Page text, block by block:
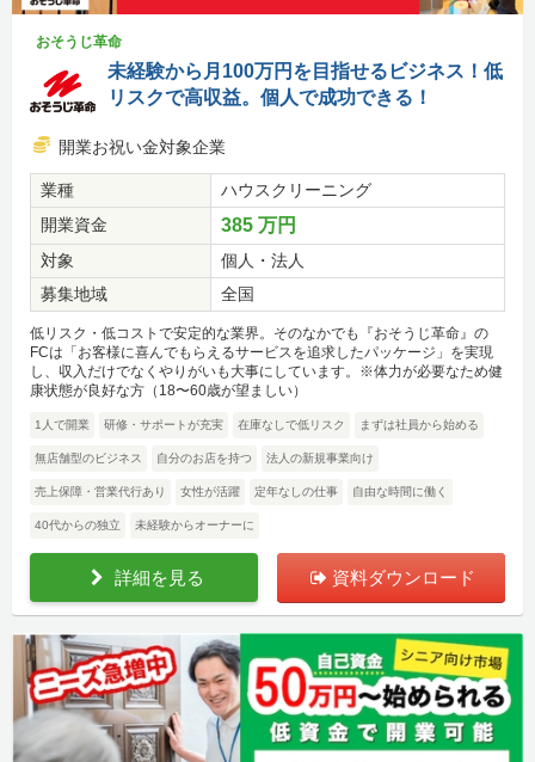
おそうじ革命
未経験から月100万円を目指せるビジネス！低
リスクで高収益。個人で成功できる！
開業お祝い金対象企業
業種
ハウスクリーニング
開業資金
385 万円
対象
個人・法人
募集地域
全国
低リスク・低コストで安定的な業界。そのなかでも『おそうじ革命』の
FCは「お客様に喜んでもらえるサービスを追求したパッケージ」を実現
し、収入だけでなくやりがいも大事にしています。※体力が必要なため健
康状態が良好な方（18〜60歳が望ましい）
1人で開業 研修・サポートが充実 在庫なしで低リスク まずは社員から始める
無店舗型のビジネス 自分のお店を持つ 法人の新規事業向け
売上保障・営業代行あり 女性が活躍 定年なしの仕事 自由な時間に働く
40代からの独立 未経験からオーナーに
詳細を見る 資料ダウンロード